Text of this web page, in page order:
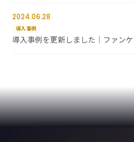
2024.06.28
導入事例
導入事例を更新しました｜ファン